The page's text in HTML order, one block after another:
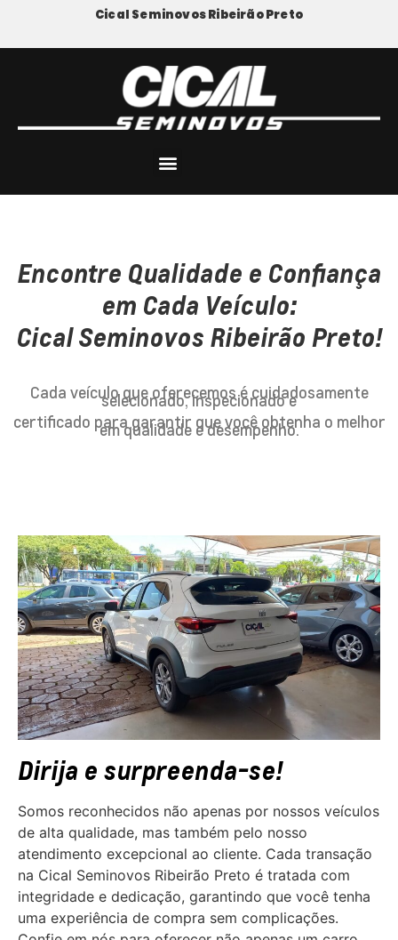
Cical Seminovos Ribeirão Preto
Encontre Qualidade e Confiança
em Cada Veículo:
Cical Seminovos Ribeirão Preto!
Cada veículo que oferecemos é cuidadosamente
selecionado, inspecionado e
certificado para garantir que você obtenha o melhor
em qualidade e desempenho.
Dirija e surpreenda-se!
Somos reconhecidos não apenas por nossos veículos
de alta qualidade, mas também pelo nosso
atendimento excepcional ao cliente. Cada transação
na Cical Seminovos Ribeirão Preto é tratada com
integridade e dedicação, garantindo que você tenha
uma experiência de compra sem complicações.